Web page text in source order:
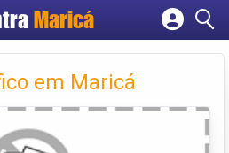
Maricá
Cadastrar empresa
Criar conta
em Maricá